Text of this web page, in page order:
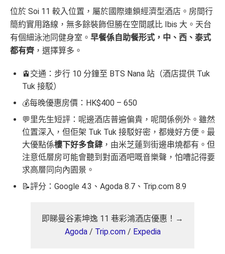
位於 Soi 11 較入位置，屬於國際連鎖經濟型酒店。房間行
簡約實用路線，無多餘裝飾但勝在空間感比 Ibis 大。天台
有個細泳池同健身室。 早餐係自助餐形式，中、西、泰式
都有齊，選擇算多。
🚊交通：步行 10 分鐘至 BTS Nana 站（酒店提供 Tuk
Tuk 接駁）
💰每晚優惠房價：HK$400 – 650
💬里先生短評：呢邊酒店普遍偏貴，呢間係例外。雖然
位置深入，但佢架 Tuk Tuk 接駁好密，都幾好方便。最
大優點係樓下好多食肆 ，由米芝蓮到街邊串燒都有。但
注意低層房可能會聽到對面酒吧嘅音樂聲，怕嘈記得要
求高層同向內園景。
📝評分：Google 4.3、Agoda 8.7、Trip.com 8.9
即睇曼谷素坤逸 11 巷彩鴻酒店優惠！→
Agoda/ Trip.com/ Expedia